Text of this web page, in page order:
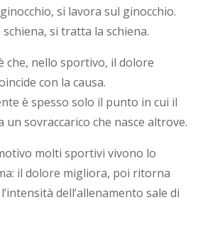
si lavora sul ginocchio.
schiena, si tratta la schiena.
che, nello sportivo, il dolore
con la causa.
è spesso solo il punto in cui il
un sovraccarico che nasce altrove.
molti sportivi vivono lo
il dolore migliora, poi ritorna
dell’allenamento sale di